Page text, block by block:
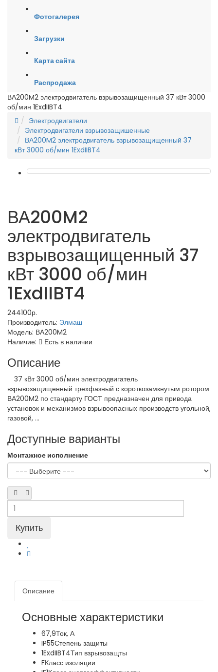
Фотогалерея
Загрузки
Карта сайта
Распродажа
ВА200M2 электродвигатель взрывозащищенный 37 кВт 3000
об/мин 1ExdIIBT4
Электродвигатели
Электродвигатели взрывозащишенные
ВА200M2 электродвигатель взрывозащищенный 37
кВт 3000 об/мин 1ExdIIBT4
ВА200M2
электродвигатель
взрывозащищенный 37
кВт 3000 об/мин
1ExdIIBT4
244100р.
Производитель: Элмаш
Модель: ВА200M2
Наличие:
Есть в наличии
Описание
37 кВт 3000 об/мин электродвигатель
взрывозащищенный трехфазный с короткозамкнутым ротором
ВА200M2 по стандарту ГОСТ предназначен для привода
установок и механизмов взрывоопасных производств угольной,
газовой, ...
Доступные варианты
Монтажное исполнение
Описание
Основные характеристики
67,9Ток, А
IP55Степень защиты
1ExdIIBT4Тип взрывозащты
FКласс изоляции